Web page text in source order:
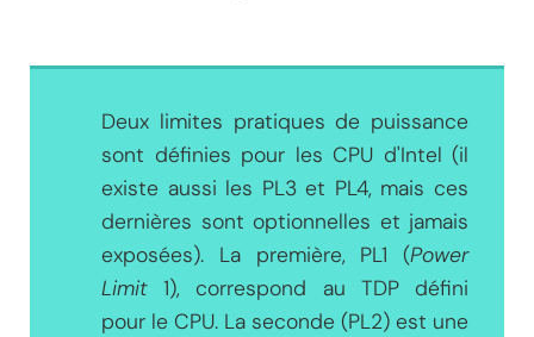
Deux limites pratiques de puissance
sont définies pour les CPU d'Intel (il
existe aussi les PL3 et PL4, mais ces
dernières sont optionnelles et jamais
exposées). La première, PL1 (Power
Limit 1), correspond au TDP défini
pour le CPU. La seconde (PL2) est une